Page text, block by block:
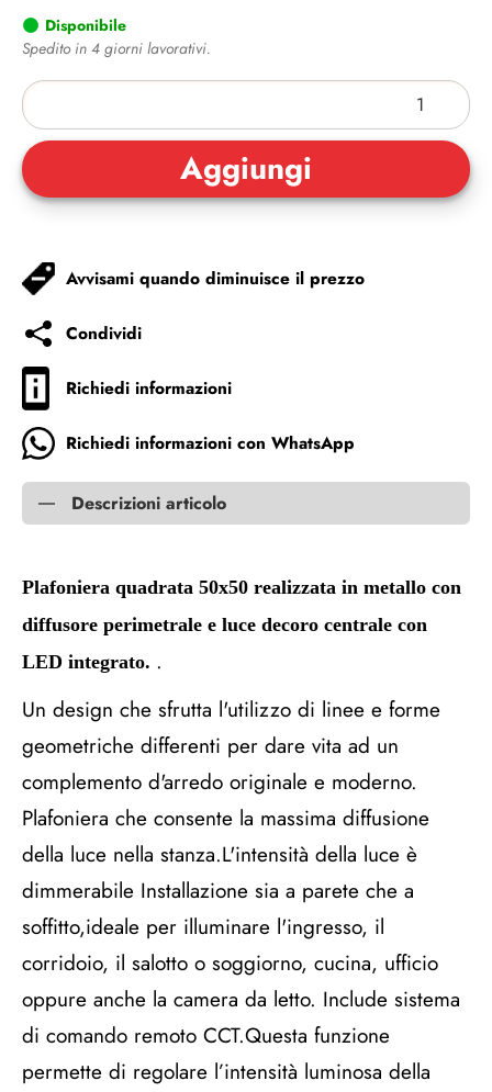
Disponibile
Spedito in 4 giorni lavorativi.
Avvisami quando diminuisce il prezzo
Condividi
Richiedi informazioni
Richiedi informazioni con WhatsApp
Descrizioni articolo
Plafoniera quadrata 50x50 realizzata in metallo con
diffusore perimetrale e luce decoro centrale con
LED integrato. .
Un design che sfrutta l'utilizzo di linee e forme
geometriche differenti per dare vita ad un
complemento d'arredo originale e moderno.
Plafoniera che consente la massima diffusione
della luce nella stanza.L'intensità della luce è
dimmerabile Installazione sia a parete che a
soffitto,ideale per illuminare l'ingresso, il
corridoio, il salotto o soggiorno, cucina, ufficio
oppure anche la camera da letto. Include sistema
di comando remoto CCT.Questa funzione
permette di regolare l’intensità luminosa della